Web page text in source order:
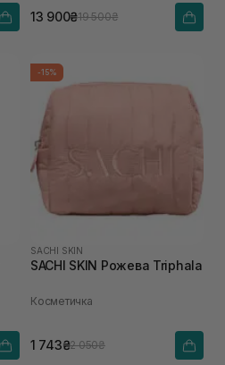
13 900₴19 500₴
-15%
SACHI SKIN
SACHI SKIN Рожева Triphala
Косметичка
1 743₴2 050₴